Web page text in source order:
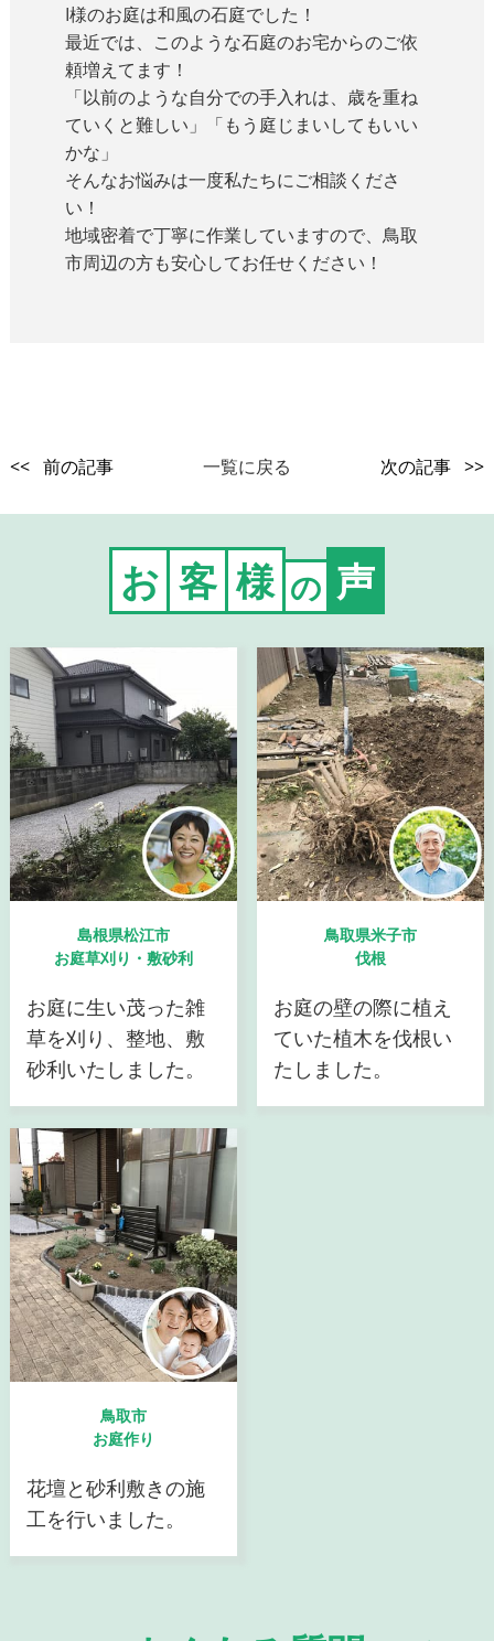
I様のお庭は和風の石庭でした！
最近では、このような石庭のお宅からのご依
頼増えてます！
「以前のような自分での手入れは、歳を重ね
ていくと難しい」「もう庭じまいしてもいい
かな」
そんなお悩みは一度私たちにご相談くださ
い！
地域密着で丁寧に作業していますので、鳥取
市周辺の方も安心してお任せください！
<< 前の記事 一覧に戻る 次の記事 >>
お 客 様 の 声
島根県松江市
お庭草刈り・敷砂利
お庭に生い茂った雑
草を刈り、整地、敷
砂利いたしました。
鳥取県米子市
伐根
お庭の壁の際に植え
ていた植木を伐根い
たしました。
鳥取市
お庭作り
花壇と砂利敷きの施
工を行いました。